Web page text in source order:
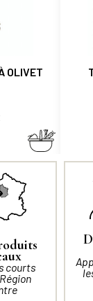
OLIVET
courts